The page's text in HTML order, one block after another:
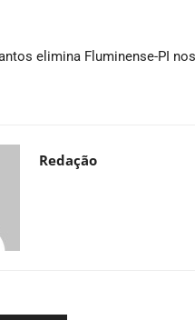
elimina Fluminense-PI nos
Redação